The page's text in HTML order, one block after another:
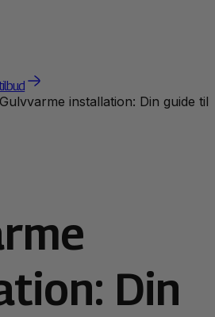
Gulvvarme installation: Din guide til
Din